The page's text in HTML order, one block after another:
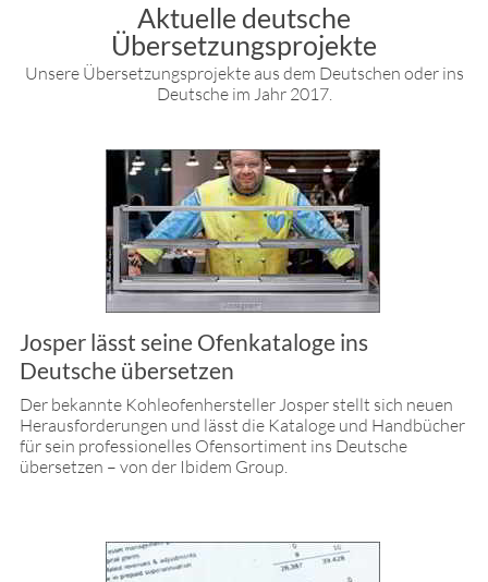
Aktuelle deutsche
Übersetzungsprojekte
Unsere Übersetzungsprojekte aus dem Deutschen oder ins
Deutsche im Jahr 2017.
Josper lässt seine Ofenkataloge ins
Deutsche übersetzen
Der bekannte Kohleofenhersteller Josper stellt sich neuen
Herausforderungen und lässt die Kataloge und Handbücher
für sein professionelles Ofensortiment ins Deutsche
übersetzen – von der Ibidem Group.